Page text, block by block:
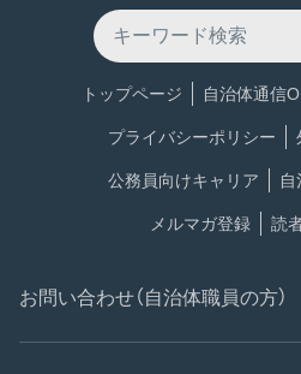
トップページ 自治体通信
プライバシーポリシー
公務員向けキャリア
メルマガ登録 読
お問い合わせ（自治体職員の方）